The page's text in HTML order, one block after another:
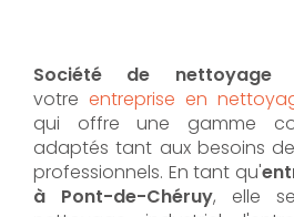
Société de nettoyage
votre entreprise en
qui offre une gamme
adaptés tant aux besoins
professionnels. En tant qu'
à Pont-de-Chéruy,
elle